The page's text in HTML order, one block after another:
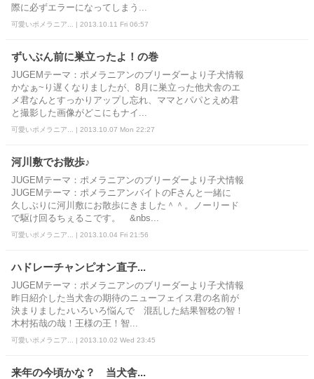
際に必ずエラーになってしまう...
可愛いポメラニア... | 2013.10.11 Fri 06:57
ずいぶん前に巣立ったよ！の巻
JUGEMテーマ：ポメラニアンのブリーダーより子犬情報
かなぁ~り遅くなりましたが、8月に巣立った他犬舎のエ
メ君なんとすっかりアップし忘れ、ママとパパとえめ君
と撮影した画像がどこにもナイ...
可愛いポメラニア... | 2013.10.07 Mon 22:27
河川敷でお散歩♪
JUGEMテーマ：ポメラニアンのブリーダーより子犬情報
JUGEMテーマ：ポメラニアンバイトのFさんと一緒に
久しぶりに河川敷にお散歩にきました＾＾。ノーリード
で駆け回るちぇるこです。 &nbs...
可愛いポメラニア... | 2013.10.04 Fri 21:56
ハドレーチャンピオン直子...
JUGEMテーマ：ポメラニアンのブリーダーより子犬情報
昨日紹介した当犬舎の期待のニューフェイス君の名前が
決まりました♪いろいろ悩んで 混乱した結果智稔の智！
木村拓哉の哉！王様の王！智...
可愛いポメラニア... | 2013.10.02 Wed 23:45
来年の今頃かな？ 当犬舎...